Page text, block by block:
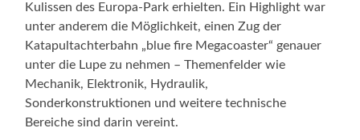
Kulissen des Europa-Park erhielten. Ein Highlight war
unter anderem die Möglichkeit, einen Zug der
Katapultachterbahn „blue fire Megacoaster“ genauer
unter die Lupe zu nehmen – Themenfelder wie
Mechanik, Elektronik, Hydraulik,
Sonderkonstruktionen und weitere technische
Bereiche sind darin vereint.